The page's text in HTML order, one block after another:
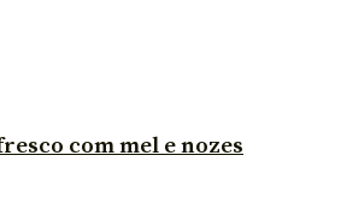
com mel e nozes